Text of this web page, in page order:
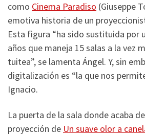
como Cinema Paradiso (Giuseppe
emotiva historia de un
Esta figura “ha sido sustituida por
años que maneja 15 salas a la vez
tuitea”, se lamenta Ángel. Y, sin
digitalización es “la que nos
Ignacio.
La puerta de la sala donde acaba
proyección de Un suave olor a